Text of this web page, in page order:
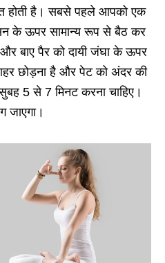
होती है। सबसे पहले आपको एक
के ऊपर सामान्य रूप से बैठ कर
बाए पैर को दायी जंघा के ऊपर
छोड़ना है और पेट को अंदर की
5 से 7 मिनट करना चाहिए।